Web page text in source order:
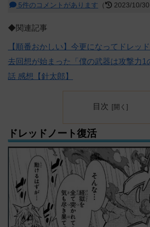
5件のコメントがあります （ 2023/10/30
◆関連記事
【順番おかしい】今更になってドレッ
去回想が始まった「僕の武器は攻撃力1
話 感想【針太郎】
目次
ドレッドノート復活